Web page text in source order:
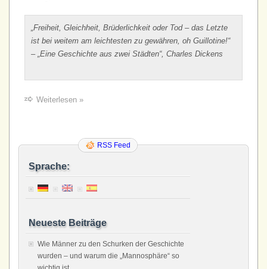
„Freiheit, Gleichheit, Brüderlichkeit oder Tod – das Letzte
ist bei weitem am leichtesten zu gewähren, oh Guillotine!“
– „Eine Geschichte aus zwei Städten“, Charles Dickens
Weiterlesen »
RSS Feed
Sprache:
Neueste Beiträge
Wie Männer zu den Schurken der Geschichte
wurden – und warum die „Mannosphäre“ so